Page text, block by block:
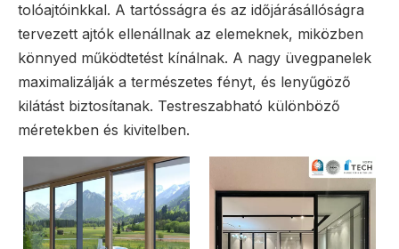
tolóajtóinkkal. A tartósságra és az időjárásállóságra
tervezett ajtók ellenállnak az elemeknek, miközben
könnyed működtetést kínálnak. A nagy üvegpanelek
maximalizálják a természetes fényt, és lenyűgöző
kilátást biztosítanak. Testreszabható különböző
méretekben és kivitelben.